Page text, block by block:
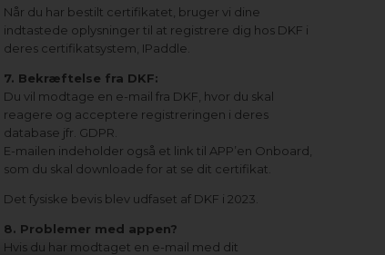
Når du har bestilt certifikatet, bruger vi dine
indtastede oplysninger til at registrere dig hos DKF i
deres certifikatsystem, IPaddle.
7. Bekræftelse fra DKF:
Du vil modtage en e-mail fra DKF, hvor du skal
reagere og acceptere registreringen i deres
database jfr. GDPR.
E-mailen indeholder også et link til APP’en Onboard,
som du skal downloade for at se dit certifikat.
Det fysiske bevis blev udfaset af DKF i 2023.
8. Problemer med appen?
Hvis du har modtaget en e-mail med dit